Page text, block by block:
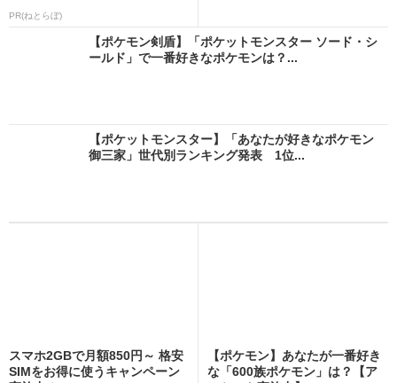
PR(ねとらぼ)
【ポケモン剣盾】「ポケットモンスター ソード・シ
ールド」で一番好きなポケモンは？...
【ポケットモンスター】「あなたが好きなポケモン
御三家」世代別ランキング発表 1位...
スマホ2GBで月額850円～ 格安
SIMをお得に使うキャンペーン
【ポケモン】あなたが一番好き
な「600族ポケモン」は？【ア